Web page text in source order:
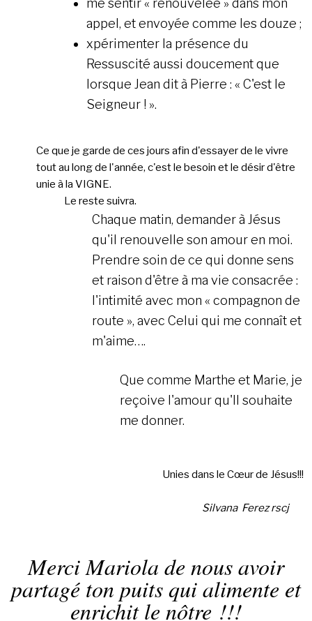
appel, et envoyée comme les douze ;
xpérimenter la présence du
Ressuscité aussi doucement que
lorsque Jean dit à Pierre : « C'est le
Seigneur ! ».
Ce que je garde de ces jours afin d'essayer de le vivre
tout au long de l'année, c'est le besoin et le désir d'être
unie à la VIGNE.
Le reste suivra.
Chaque matin, demander à Jésus
qu'il renouvelle son amour en moi.
Prendre soin de ce qui donne sens
et raison d'être à ma vie consacrée :
l'intimité avec mon « compagnon de
route », avec Celui qui me connaît et
m'aime….
Que comme Marthe et Marie, je
reçoive l'amour qu'Il souhaite
me donner.
Unies dans le Cœur de Jésus!!!
Silvana Ferez rscj
Merci Mariola de nous avoir
partagé ton puits qui alimente et
enrichit le nôtre !!!